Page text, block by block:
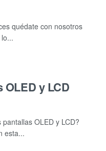
quédate con nosotros
y LCD
OLED y LCD?
esta...